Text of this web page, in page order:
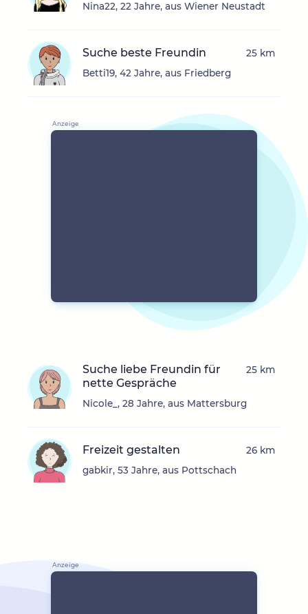
Nina22, 22 Jahre, aus Wiener Neustadt
Suche beste Freundin
Betti19, 42 Jahre, aus Friedberg
25 km
Suche liebe Freundin für
nette Gespräche
Nicole_, 28 Jahre, aus Mattersburg
25 km
Freizeit gestalten
gabkir, 53 Jahre, aus Pottschach
26 km